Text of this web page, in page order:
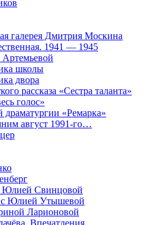
галерея Дмитрия Москина
1941 — 1945
школы
двора
рассказа «Сестра таланта»
голос»
драматургии «Ремарка»
август 1991-го…
Юлией Свинцовой
с Юлией Утышевой
Ларионовой